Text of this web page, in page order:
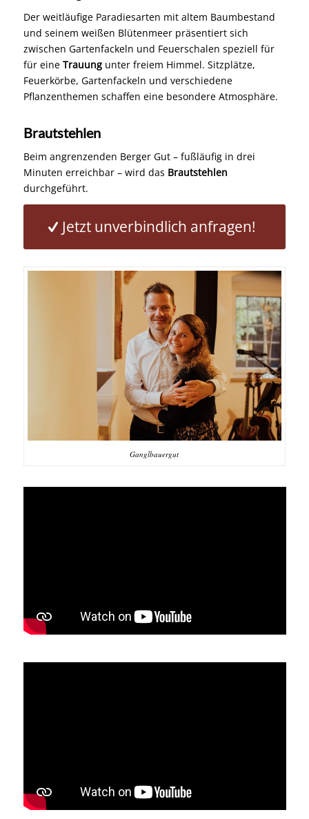
Der weitläufige Paradiesarten mit altem Baumbestand
und seinem weißen Blütenmeer präsentiert sich
zwischen Gartenfackeln und Feuerschalen speziell für
für eine Trauungunter freiem Himmel. Sitzplätze,
Feuerkörbe, Gartenfackeln und verschiedene
Pflanzenthemen schaffen eine besondere Atmosphäre.
Brautstehlen
Beim angrenzenden Berger Gut – fußläufig in drei
Minuten erreichbar – wird das Brautstehlen
durchgeführt.
Jetzt unverbindlich anfragen!
Ganglbauergut